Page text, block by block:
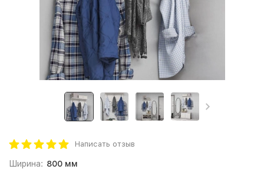
Написать отзыв
Ширина: 800 мм